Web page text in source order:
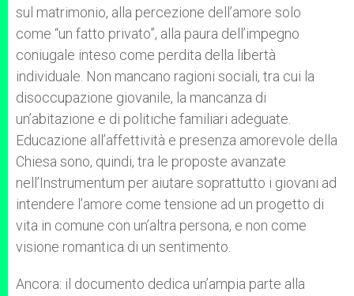
sul matrimonio, alla percezione dell’amore solo
come “un fatto privato”, alla paura dell’impegno
coniugale inteso come perdita della libertà
individuale. Non mancano ragioni sociali, tra cui la
disoccupazione giovanile, la mancanza di
un’abitazione e di politiche familiari adeguate.
Educazione all’affettività e presenza amorevole della
Chiesa sono, quindi, tra le proposte avanzate
nell’Instrumentum per aiutare soprattutto i giovani ad
intendere l’amore come tensione ad un progetto di
vita in comune con un’altra persona, e non come
visione romantica di un sentimento.
Ancora: il documento dedica un’ampia parte alla